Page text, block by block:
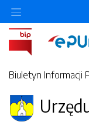
Biuletyn Informacji